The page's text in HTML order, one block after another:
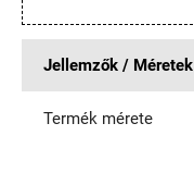
Jellemzők / Méretek
Termék mérete